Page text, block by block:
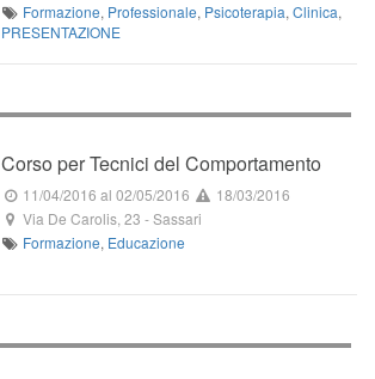
Formazione, Professionale, Psicoterapia,Clinica,
PRESENTAZIONE
Corso per Tecnici del Comportamento
11/04/2016 al 02/05/2016
18/03/2016
Via De Carolis, 23 -Sassari
Formazione, Educazione